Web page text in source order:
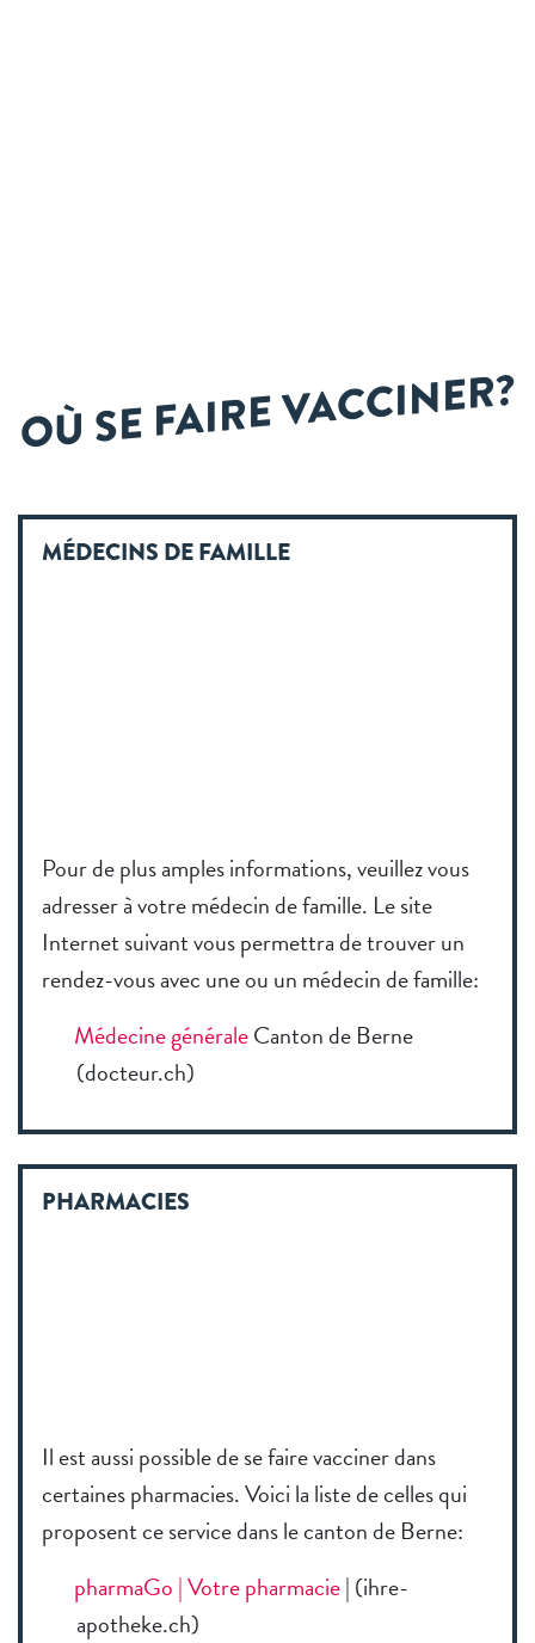
OÙ SE FAIRE VACCINER?
MÉDECINS DE FAMILLE
Pour de plus amples informations, veuillez vous
adresser à votre médecin de famille. Le site
Internet suivant vous permettra de trouver un
rendez-vous avec une ou un médecin de famille:
Médecine généraleCanton de Berne
(docteur.ch)
PHARMACIES
Il est aussi possible de se faire vacciner dans
certaines pharmacies. Voici la liste de celles qui
proposent ce service dans le canton de Berne:
pharmaGo | Votre pharmacie| (ihre-
apotheke.ch)